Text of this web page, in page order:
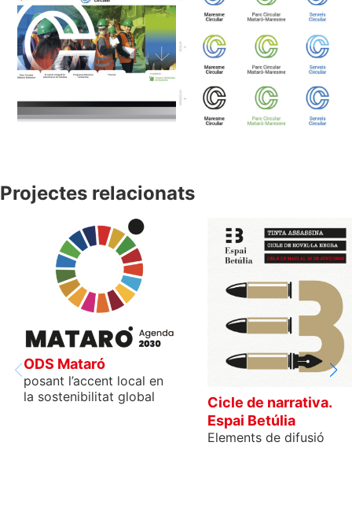
Projectes relacionats
ODS Mataró
posant l’accent local en
la sostenibilitat global
Cicle de narrativa.
Espai Betúlia
Elements de difusió